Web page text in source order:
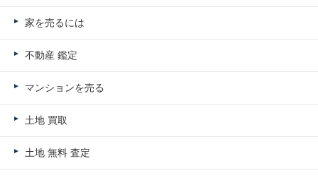
家を売るには
不動産 鑑定
マンションを売る
土地 買取
土地 無料 査定